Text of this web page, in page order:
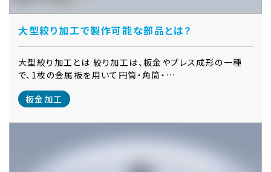
大型絞り加工で製作可能な部品とは？
大型絞り加工とは 絞り加工は、板金やプレス成形の一種
で、1枚の金属板を用いて円筒・角筒・…
板金加工